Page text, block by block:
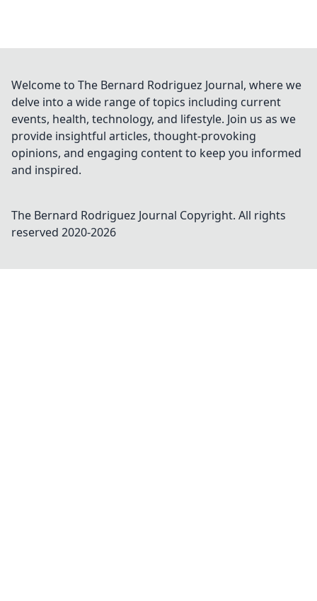
Welcome to The Bernard Rodriguez Journal, where we
delve into a wide range of topics including current
events, health, technology, and lifestyle. Join us as we
provide insightful articles, thought-provoking
opinions, and engaging content to keep you informed
and inspired.
The Bernard Rodriguez Journal Copyright. All rights
reserved 2020-2026